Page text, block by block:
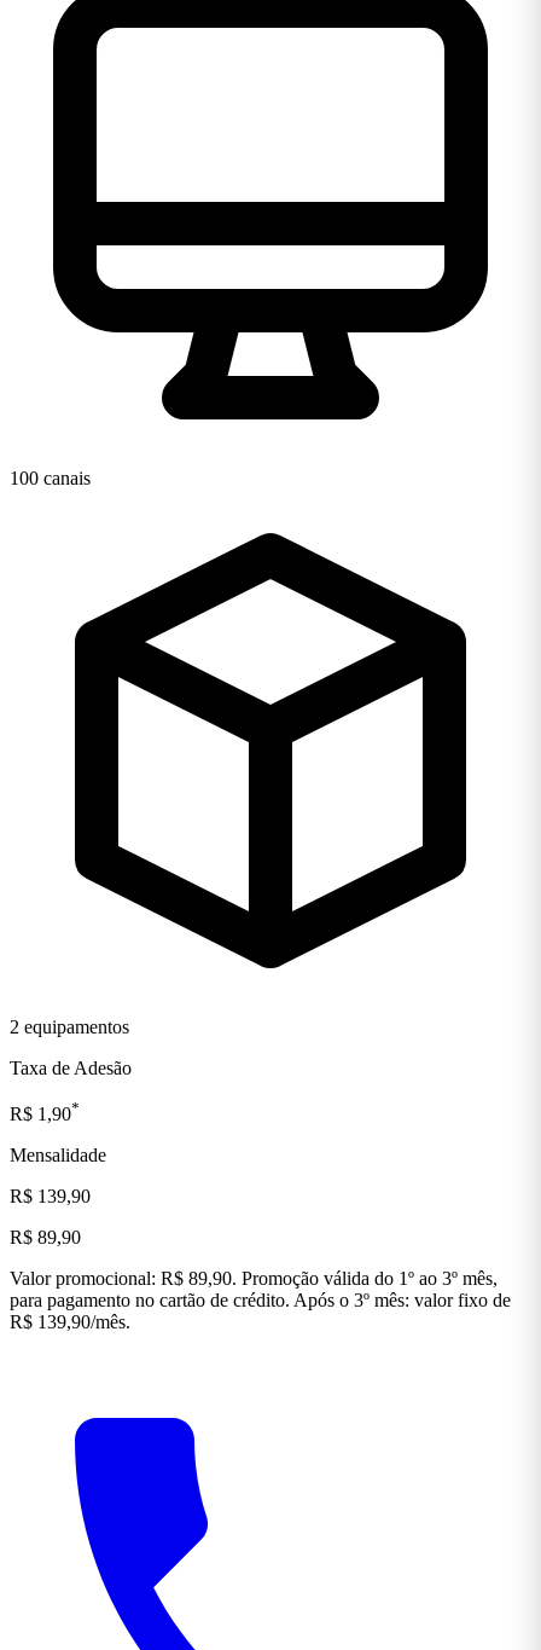
100 canais
2 equipamentos
Taxa de Adesão
R$ 1,90*
Mensalidade
R$ 139,90
R$ 89,90
Valor promocional: R$ 89,90. Promoção válida do 1º ao 3º mês,
para pagamento no cartão de crédito. Após o 3º mês: valor fixo de
R$ 139,90/mês.